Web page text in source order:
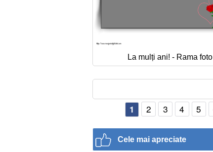
La mulți ani! - Rama foto
1 2 3 4 5
Cele mai apreciate